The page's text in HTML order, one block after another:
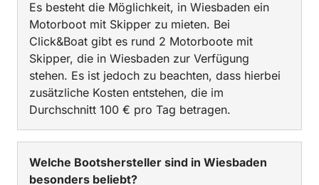
Es besteht die Möglichkeit, in Wiesbaden ein
Motorboot mit Skipper zu mieten. Bei
Click&Boat gibt es rund 2 Motorboote mit
Skipper, die in Wiesbaden zur Verfügung
stehen. Es ist jedoch zu beachten, dass hierbei
zusätzliche Kosten entstehen, die im
Durchschnitt 100 € pro Tag betragen.
Welche Bootshersteller sind in Wiesbaden
besonders beliebt?